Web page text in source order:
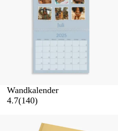
Wandkalender
4.7(140)